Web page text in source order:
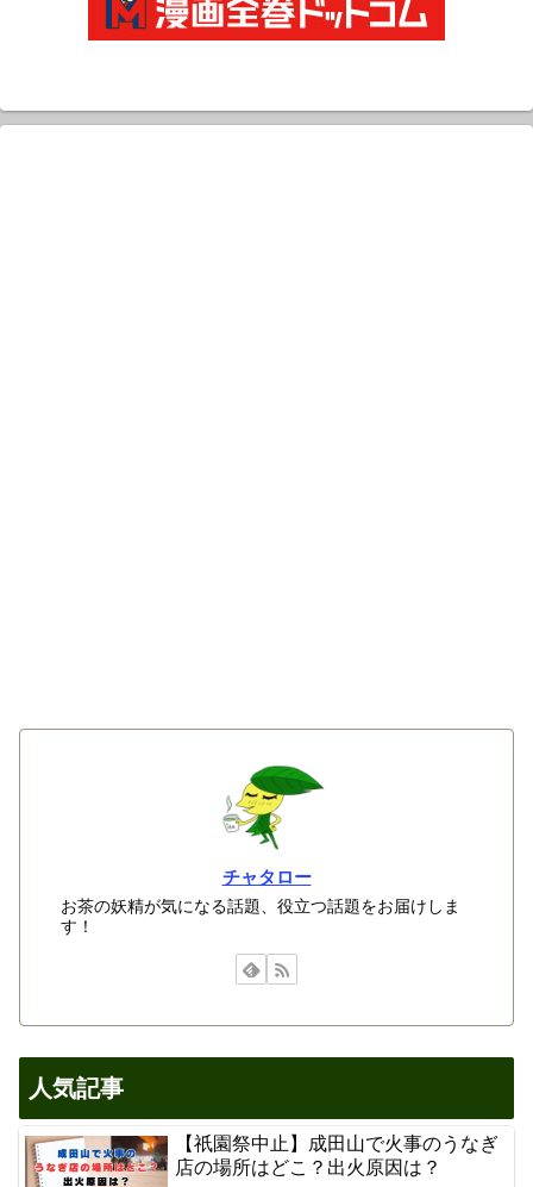
チャタロー
お茶の妖精が気になる話題、役立つ話題をお届けしま
す！
人気記事
【祇園祭中止】成田山で火事のうなぎ
店の場所はどこ？出火原因は？